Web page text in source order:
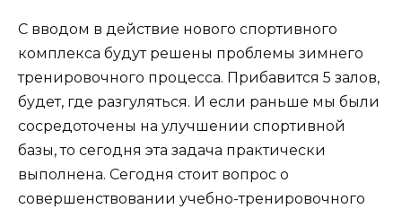
С вводом в действие нового спортивного
комплекса будут решены проблемы зимнего
тренировочного процесса. Прибавится 5 залов,
будет, где разгуляться. И если раньше мы были
сосредоточены на улучшении спортивной
базы, то сегодня эта задача практически
выполнена. Сегодня стоит вопрос о
совершенствовании учебно-тренировочного